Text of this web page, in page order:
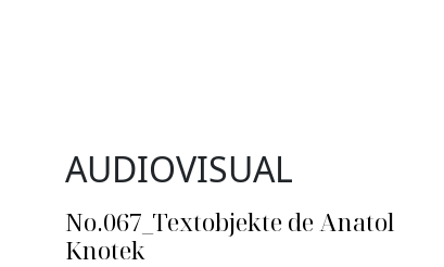
AUDIOVISUAL
No.067_Textobjekte de Anatol
Knotek